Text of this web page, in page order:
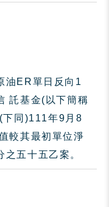
油ER單日反向1
託基金(以下簡稱
下同)111年9月8
較其最初單位淨
五十五乙案。